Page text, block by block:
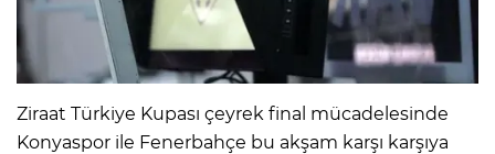
Ziraat Türkiye Kupası çeyrek final mücadelesinde
Konyaspor ile Fenerbahçe bu akşam karşı karşıya